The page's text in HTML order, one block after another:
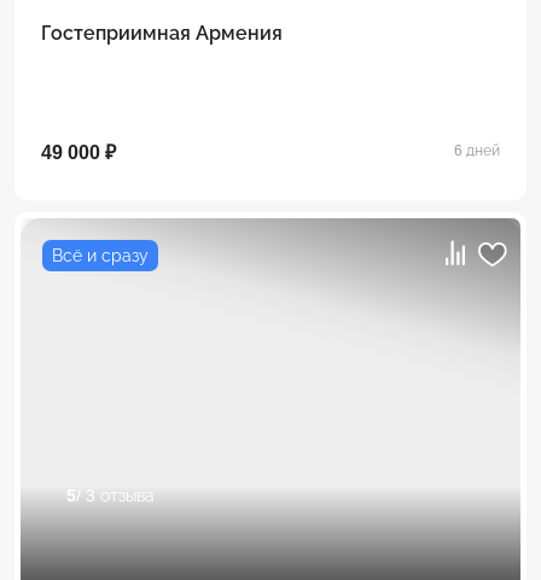
Гостеприимная Армения
49 000 ₽ 6 дней
Всё и сразу
5/ 3 отзыва